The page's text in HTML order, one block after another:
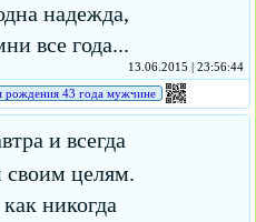
надежда,
все года...
13.06.2015 | 23:56:44
рождения 43 года мужчине
и всегда
своим целям.
никогда